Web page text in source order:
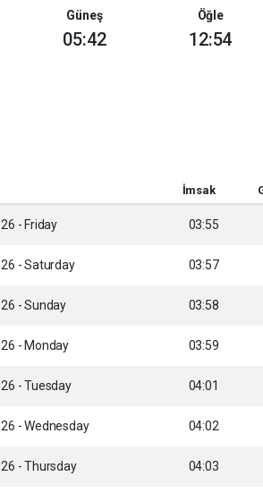
Güneş
05:42
Öğle
12:54
İmsak
- Friday 03:55
- Saturday 03:57
- Sunday 03:58
- Monday 03:59
- Tuesday 04:01
- Wednesday 04:02
- Thursday 04:03